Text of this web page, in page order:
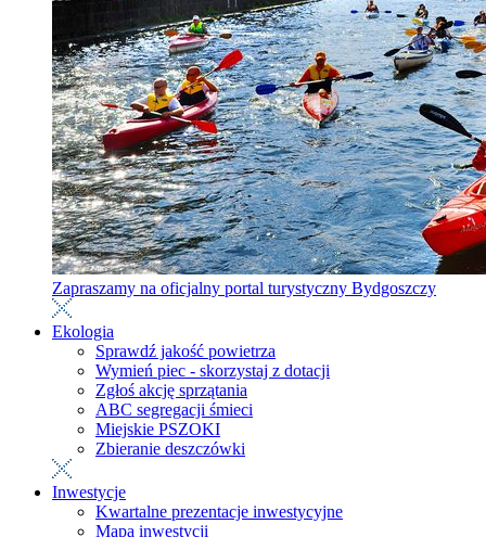
Zapraszamy na oficjalny portal turystyczny Bydgoszczy
Ekologia
Sprawdź jakość powietrza
Wymień piec - skorzystaj z dotacji
Zgłoś akcję sprzątania
ABC segregacji śmieci
Miejskie PSZOKI
Zbieranie deszczówki
Inwestycje
Kwartalne prezentacje inwestycyjne
Mapa inwestycji